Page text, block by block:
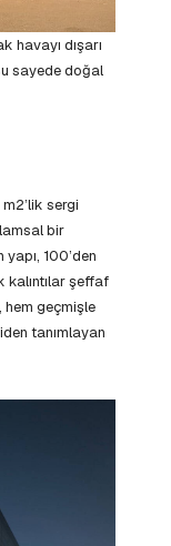
havayı dışarı
sayede doğal
sergi
bir
100’den
şeffaf
hem geçmişle
tanımlayan